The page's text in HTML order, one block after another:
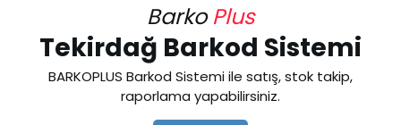
BarkoPlus
Tekirdağ Barkod Sistemi
BARKOPLUS Barkod Sistemi ile satış, stok takip,
raporlama yapabilirsiniz.